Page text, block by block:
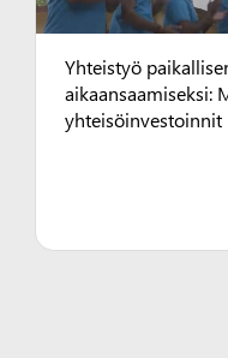
Yhteistyö
aikaansaamiseksi:
yhteisöinvestoinnit